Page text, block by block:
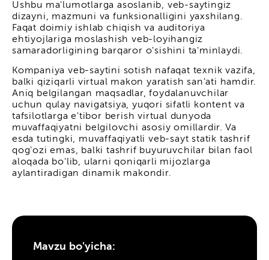
Ushbu ma'lumotlarga asoslanib, veb-saytingiz
dizayni, mazmuni va funksionalligini yaxshilang.
Faqat doimiy ishlab chiqish va auditoriya
ehtiyojlariga moslashish veb-loyihangiz
samaradorligining barqaror o'sishini ta'minlaydi.
Kompaniya veb-saytini sotish nafaqat texnik vazifa,
balki qiziqarli virtual makon yaratish san'ati hamdir.
Aniq belgilangan maqsadlar, foydalanuvchilar
uchun qulay navigatsiya, yuqori sifatli kontent va
tafsilotlarga e'tibor berish virtual dunyoda
muvaffaqiyatni belgilovchi asosiy omillardir. Va
esda tutingki, muvaffaqiyatli veb-sayt statik tashrif
qog'ozi emas, balki tashrif buyuruvchilar bilan faol
aloqada bo'lib, ularni qoniqarli mijozlarga
aylantiradigan dinamik makondir.
Mavzu bo'yicha: